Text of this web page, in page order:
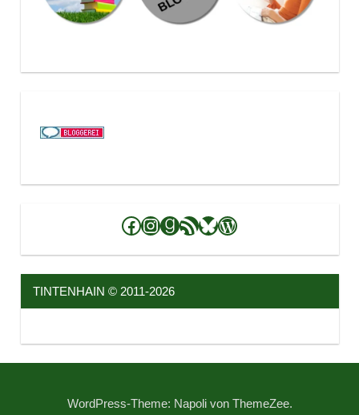
Facebook
Instagram
Goodreads
RSS-Feed
Bluesky
WordPress
TINTENHAIN © 2011-2026
WordPress-Theme: Napoli von ThemeZee.